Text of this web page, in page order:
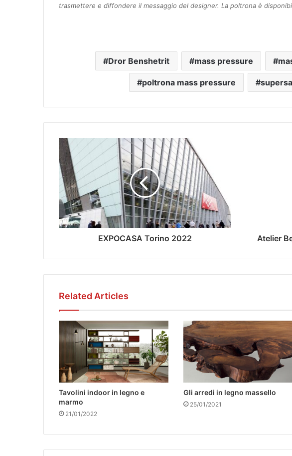
trasmettere e diffondere il messaggio del designer. La poltrona è
Dror Benshetrit mass pressure
poltrona mass pressure
EXPOCASA Torino 2022 Atelier
Related Articles
Tavolini indoor in legno e
marmo
21/01/2022
Gli arredi in legno massello
25/01/2021